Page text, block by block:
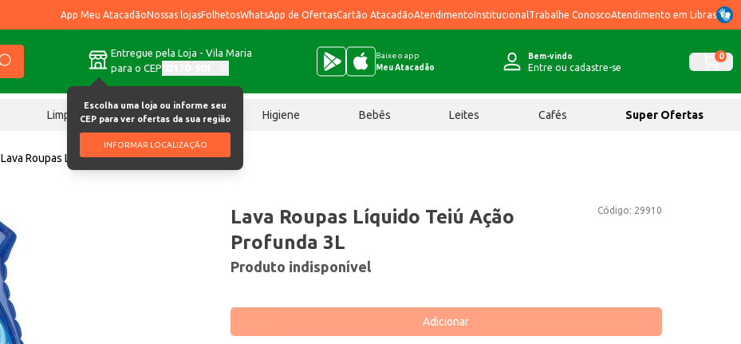
App Meu AtacadãoNossas lojasFolhetosWhatsApp de OfertasCartão AtacadãoAtendimentoInstitucional Trabalhe ConoscoAtendimento em Libras
Entregue pela Loja - Vila Maria
para o CEP
Escolha uma loja ou informe seu
CEP para ver ofertas da sua região
INFORMAR LOCALIZAÇÃO
Baixe o app
Meu Atacadão
Bem-vindo
Entre ou cadastre-se
0
Limpeza Chocolates Higiene Bebês Leites Cafés Super Ofertas
Lava Roupas Líquido Teiú Ação Profunda 3L
Código: 29910
Lava Roupas Líquido Teiú Ação
Profunda 3L
Produto indisponível
Adicionar